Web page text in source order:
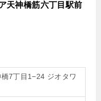
天神橋筋六丁目駅前
7丁目1−24 ジオタワ